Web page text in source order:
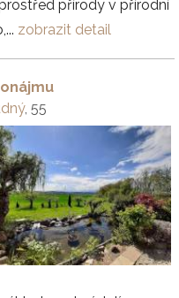
přírody v přírodní
zobrazit detail
, 55